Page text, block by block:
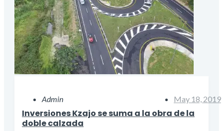
Admin May 18, 2019
Inversiones Kzajo se suma a la obra de la
doble calzada